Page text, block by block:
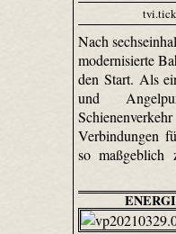
Nach
modernisierte
den Start. Als
und
Verbindungen
so maßgeblich